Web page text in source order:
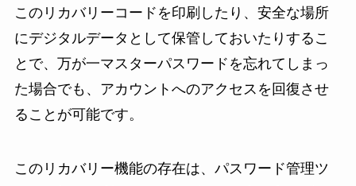
このリカバリーコードを印刷したり、安全な場所
にデジタルデータとして保管しておいたりするこ
とで、万が一マスターパスワードを忘れてしまっ
た場合でも、アカウントへのアクセスを回復させ
ることが可能です。
このリカバリー機能の存在は、パスワード管理ツ